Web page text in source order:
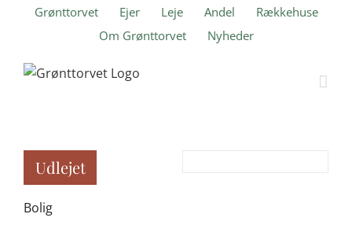
Grønttorvet Ejer Leje Andel
Rækkehuse
Om Grønttorvet
Nyheder
Udlejet
Bolig